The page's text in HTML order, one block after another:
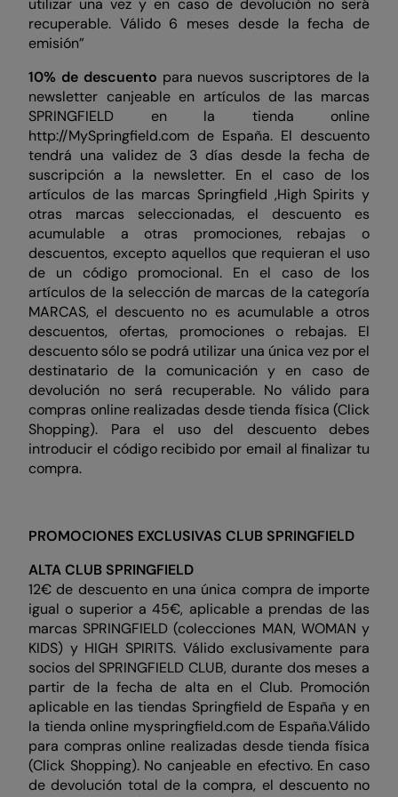
utilizar una vez y en caso de devolución no será
recuperable. Válido 6 meses desde la fecha de
emisión”
10% de descuento para nuevos suscriptores de la
newsletter canjeable en artículos de las marcas
SPRINGFIELD en la tienda online
http://MySpringfield.com de España. El descuento
tendrá una validez de 3 días desde la fecha de
suscripción a la newsletter. En el caso de los
artículos de las marcas Springfield ,High Spirits y
otras marcas seleccionadas, el descuento es
acumulable a otras promociones, rebajas o
descuentos, excepto aquellos que requieran el uso
de un código promocional. En el caso de los
artículos de la selección de marcas de la categoría
MARCAS, el descuento no es acumulable a otros
descuentos, ofertas, promociones o rebajas. El
descuento sólo se podrá utilizar una única vez por el
destinatario de la comunicación y en caso de
devolución no será recuperable. No válido para
compras online realizadas desde tienda física (Click
Shopping). Para el uso del descuento debes
introducir el código recibido por email al finalizar tu
compra.
PROMOCIONES EXCLUSIVAS CLUB SPRINGFIELD
ALTA CLUB SPRINGFIELD
12€ de descuento en una única compra de importe
igual o superior a 45€, aplicable a prendas de las
marcas SPRINGFIELD (colecciones MAN, WOMAN y
KIDS) y HIGH SPIRITS. Válido exclusivamente para
socios del SPRINGFIELD CLUB, durante dos meses a
partir de la fecha de alta en el Club. Promoción
aplicable en las tiendas Springfield de España y en
la tienda online myspringfield.com de España.Válido
para compras online realizadas desde tienda física
(Click Shopping). No canjeable en efectivo. En caso
de devolución total de la compra, el descuento no